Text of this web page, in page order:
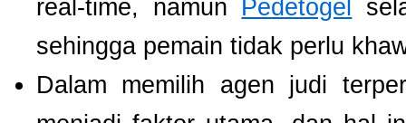
real-time, namun Pedetogel
sehingga pemain tidak perlu
Dalam memilih agen judi